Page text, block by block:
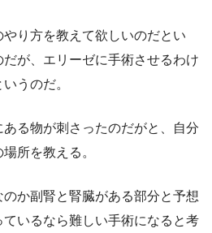
り方を教えて欲しいのだとい
が、エリーゼに手術させるわけ
うのだ。
る物が刺さったのだがと、自分
所を教える。
か副腎と腎臓がある部分と予想
いるなら難しい手術になると考